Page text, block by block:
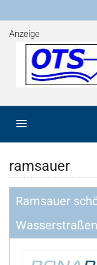
Anzeige
ramsauer
Ramsauer